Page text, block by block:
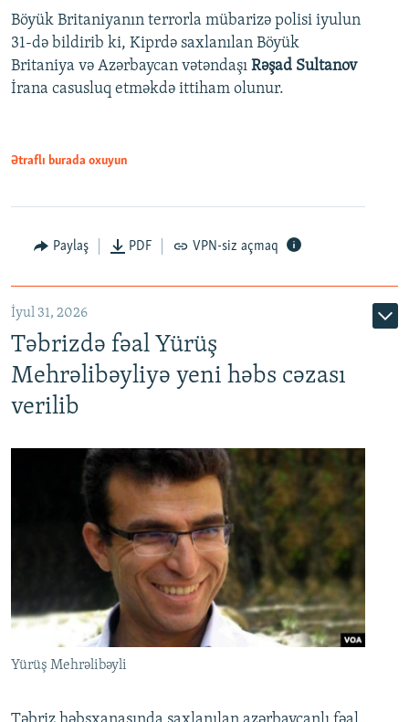
Böyük Britaniyanın terrorla mübarizə polisi iyulun
31-də bildirib ki, Kiprdə saxlanılan Böyük
Britaniya və Azərbaycan vətəndaşı Rəşad Sultanov
İrana casusluq etməkdə ittiham olunur.
Ətraflı burada oxuyun
Paylaş PDF VPN-siz açmaq
İyul 31, 2026
Təbrizdə fəal Yürüş
Mehrəlibəyliyə yeni həbs cəzası
verilib
Yürüş Mehrəlibəyli